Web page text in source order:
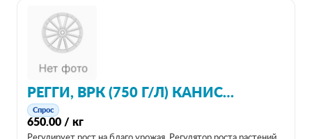
РЕГГИ, ВРК (750 Г/Л) КАНИСТРА 10 Л.
Спрос
650.00 / кг